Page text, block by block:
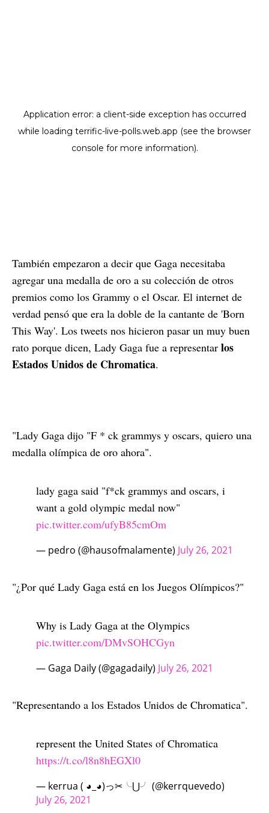
También empezaron a decir que Gaga necesitaba
agregar una medalla de oro a su colección de otros
premios como los Grammy o el Oscar. El internet de
verdad pensó que era la doble de la cantante de 'Born
This Way'. Los tweets nos hicieron pasar un muy buen
rato porque dicen, Lady Gaga fue a representar los
Estados Unidos de Chromatica.
"Lady Gaga dijo "F * ck grammys y oscars, quiero una
medalla olímpica de oro ahora".
lady gaga said "f*ck grammys and oscars, i
want a gold olympic medal now"
pic.twitter.com/ufyB85cmOm
— pedro (@hausofmalamente) July 26, 2021
"¿Por qué Lady Gaga está en los Juegos Olímpicos?"
Why is Lady Gaga at the Olympics
pic.twitter.com/DMvSOHCGyn
— Gaga Daily (@gagadaily) July 26, 2021
"Representando a los Estados Unidos de Chromatica".
represent the United States of Chromatica
https://t.co/l8n8hEGXl0
— kerrua ( ◕_◕)っ✂╰⋃╯ (@kerrquevedo)
July 26, 2021